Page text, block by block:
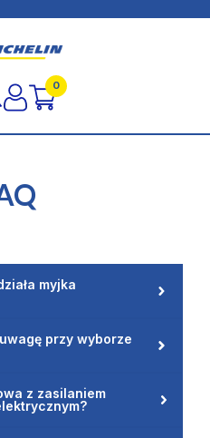
0
myjka
przy wyborze
z zasilaniem